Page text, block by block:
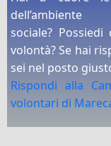
sociale?
volontà? Se hai
sei nel posto
Rispondi alla
volontari di